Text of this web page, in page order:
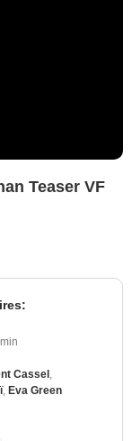
Teaser VF
Cassel
, Eva Green